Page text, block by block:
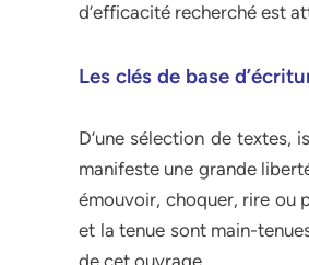
d’efficacité recherché est
Les clés de base
D’une sélection de textes,
manifeste une grande
émouvoir, choquer, rire ou
et la tenue sont main-
de cet ouvrage.